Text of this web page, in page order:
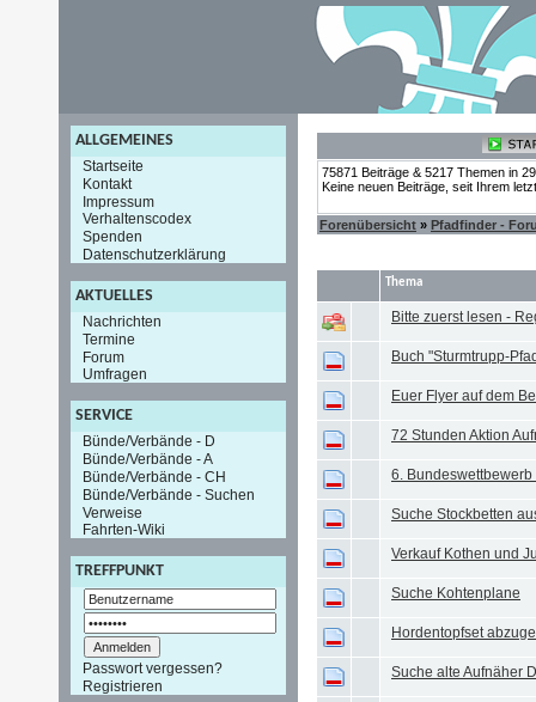
ALLGEMEINES
Startseite
Kontakt
Impressum
Verhaltenscodex
Spenden
Datenschutzerklärung
AKTUELLES
Nachrichten
Termine
Forum
Umfragen
SERVICE
Bünde/Verbände - D
Bünde/Verbände - A
Bünde/Verbände - CH
Bünde/Verbände - Suchen
Verweise
Fahrten-Wiki
TREFFPUNKT
Passwort vergessen?
Registrieren
75871 Beiträge & 5217 Themen in
Keine neuen Beiträge, seit Ihrem
Forenübersicht » Pfadfinder -
Thema
Bitte zuerst lesen -
Buch "Sturmtrupp-
Euer Flyer auf dem
72 Stunden Aktion
6.
Suche Stockbetten
Verkauf Kothen und
Suche Kohtenplane
Hordentopfset
Suche alte Aufnäher